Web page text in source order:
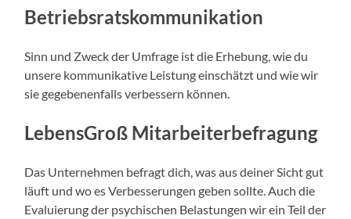
Betriebsratskommunikation
Sinn und Zweck der Umfrage ist die Erhebung, wie du
unsere kommunikative Leistung einschätzt und wie wir
sie gegebenenfalls verbessern können.
LebensGroß Mitarbeiterbefragung
Das Unternehmen befragt dich, was aus deiner Sicht gut
läuft und wo es Verbesserungen geben sollte. Auch die
Evaluierung der psychischen Belastungen wir ein Teil der